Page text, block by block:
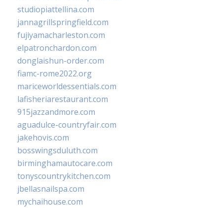
studiopiattellina.com
jannagrillspringfield.com
fujiyamacharleston.com
elpatronchardon.com
donglaishun-order.com
fiamc-rome2022.org
mariceworldessentials.com
lafisheriarestaurant.com
915jazzandmore.com
aguadulce-countryfair.com
jakehovis.com
bosswingsduluth.com
birminghamautocare.com
tonyscountrykitchen.com
jbellasnailspa.com
mychaihouse.com